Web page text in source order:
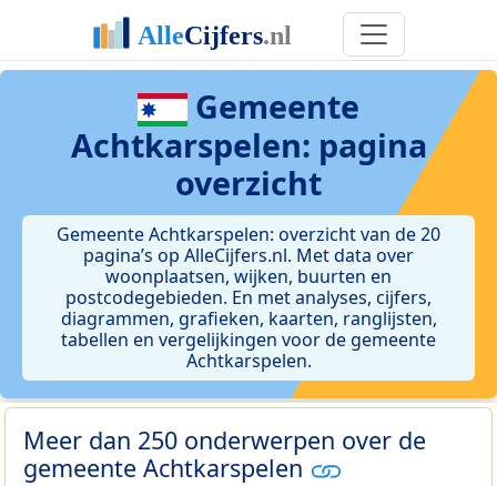
Gemeente
Achtkarspelen: pagina
overzicht
Gemeente Achtkarspelen: overzicht van de 20
pagina’s op AlleCijfers.nl. Met data over
woonplaatsen, wijken, buurten en
postcodegebieden. En met analyses, cijfers,
diagrammen, grafieken, kaarten, ranglijsten,
tabellen en vergelijkingen voor de gemeente
Achtkarspelen.
Meer dan 250 onderwerpen over de
gemeente Achtkarspelen